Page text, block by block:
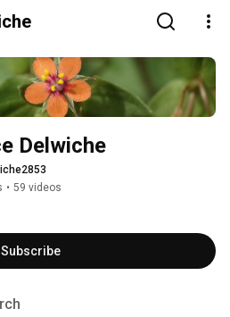
Delwiche
• 59 videos
Subscribe